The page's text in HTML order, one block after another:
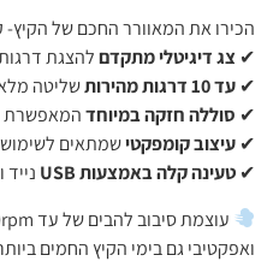
הכירו את המאוורר החכם של הקיץ-
✔ צג דיגיטלי מתקדםלהצגת
✔ עד 10 דרגות מהירות
שליטה
✔ סוללה חזקה במיוחדהמאפשרת
✔ עיצוב קומפקטישמתאים לשימוש
✔ טעינה קלה באמצעות USB
ואפקטיבי גם בימי הקיץ החמים